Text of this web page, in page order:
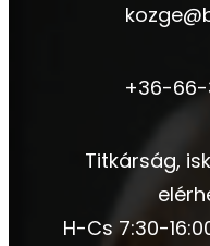
+36-66-
Titkárság,
H-Cs 7:30-